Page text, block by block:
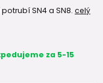
SN4 a SN8. celý
za 5-15